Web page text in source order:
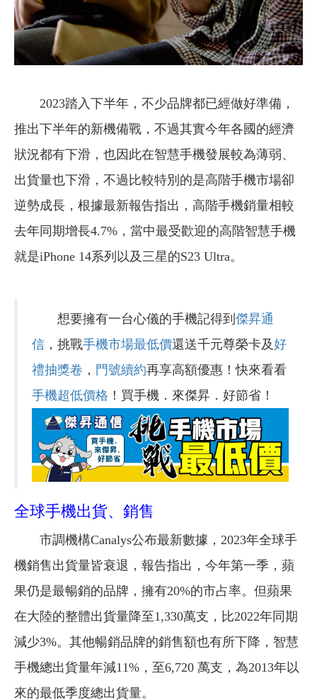
2023踏入下半年，不少品牌都已經做好準備，
推出下半年的新機備戰，不過其實今年各國的經濟
狀況都有下滑，也因此在智慧手機發展較為薄弱、
出貨量也下滑，不過比較特別的是高階手機市場卻
逆勢成長，根據最新報告指出，高階手機銷量相較
去年同期增長4.7%，當中最受歡迎的高階智慧手機
就是iPhone 14系列以及三星的S23 Ultra。
想要擁有一台心儀的手機記得到 傑昇通
信 ，挑戰手機市場最低價還送千元尊榮卡及好
禮抽獎卷 ， 門號續約再享高額優惠！快來看看
手機超低價格 ！買手機．來傑昇．好節省！
全球手機出貨、銷售
市調機構Canalys公布最新數據，2023年全球手
機銷售出貨量皆衰退，報告指出，今年第一季，蘋
果仍是最暢銷的品牌，擁有20%的市占率。但蘋果
在大陸的整體出貨量降至1,330萬支，比2022年同期
減少3%。其他暢銷品牌的銷售額也有所下降，智慧
手機總出貨量年減11%，至6,720 萬支，為2013年以
來的最低季度總出貨量。